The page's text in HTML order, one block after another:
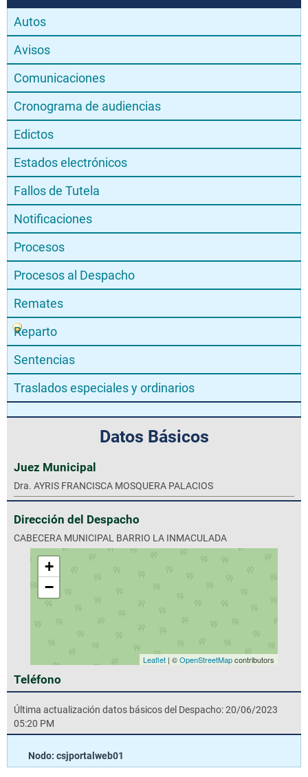
Autos
Avisos
Comunicaciones
Cronograma de audiencias
Edictos
Estados electrónicos
Fallos de Tutela
Notificaciones
Procesos
Procesos al Despacho
Remates
Reparto
Sentencias
Traslados especiales y ordinarios
Datos Básicos
Juez Municipal
Dra. AYRIS FRANCISCA MOSQUERA PALACIOS
Dirección del Despacho
CABECERA MUNICIPAL BARRIO LA INMACULADA
+
−
Leaflet| ©OpenStreetMapcontributors
Teléfono
Última actualización datos básicos del Despacho: 20/06/2023
05:20 PM
Nodo: csjportalweb01